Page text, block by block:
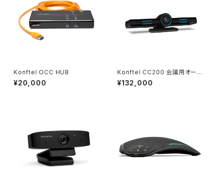
Konftel OCC HUB
¥20,000
Konftel CC200 会議用オール
インワンビデオバー
¥132,000